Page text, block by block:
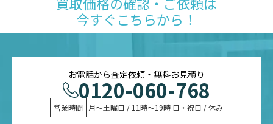
今すぐこちらから！
お電話から査定依頼・無料お見積り
0120-060-768
営業時間 月〜土曜日 / 11時〜19時 日・祝日 / 休み